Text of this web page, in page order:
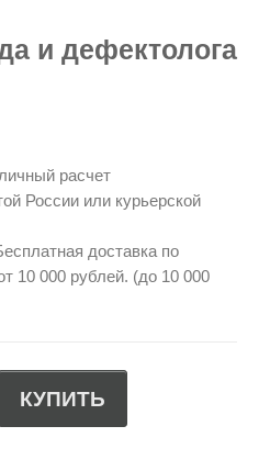
и дефектолога
расчет
России или курьерской
доставка по
10 000 рублей. (до 10 000
КУПИТЬ